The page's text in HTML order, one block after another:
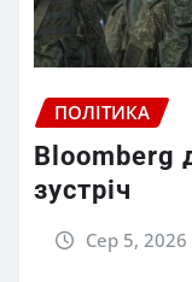
ПОЛІТИКА
Bloomberg
зустріч
Сер 5, 2026